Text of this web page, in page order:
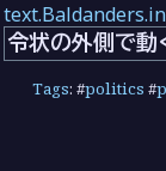
令状の外側で
Tags: #politics #